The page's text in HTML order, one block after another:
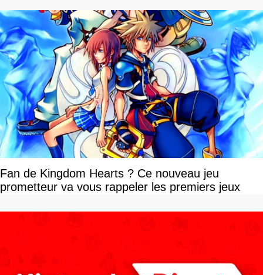
Fan de Kingdom Hearts ? Ce nouveau jeu
prometteur va vous rappeler les premiers jeux